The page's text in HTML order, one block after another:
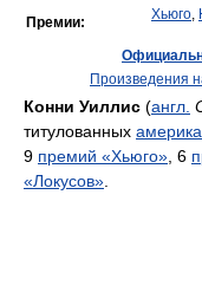
Премии: Хьюго,
Произведения
Конни Уиллис (англ.
титулованных
9 премий «Хьюго» , 6
«Локусов»